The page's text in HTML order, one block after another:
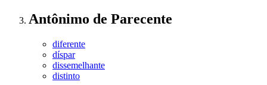
Antônimo de Parecente
diferente
díspar
dissemelhante
distinto